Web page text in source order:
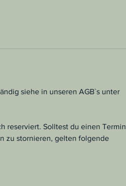
siehe in unseren AGB`s unter
reserviert. Solltest du einen Termin
zu stornieren, gelten folgende